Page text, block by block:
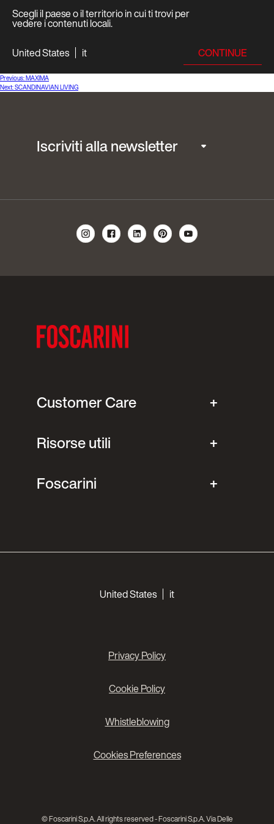
Scegli il paese o il territorio in cui ti trovi per
vedere i contenuti locali.
United States
it CONTINUE
Navigazione
articoli
Previous:MAXIMA
Next:SCANDINAVIAN LIVING
Iscriviti alla newsletter
Customer Care
Risorse utili
Foscarini
United States it
Privacy Policy
Cookie Policy
Whistleblowing
Cookies Preferences
© Foscarini S.p.A. All rights reserved - Foscarini S.p.A. Via Delle